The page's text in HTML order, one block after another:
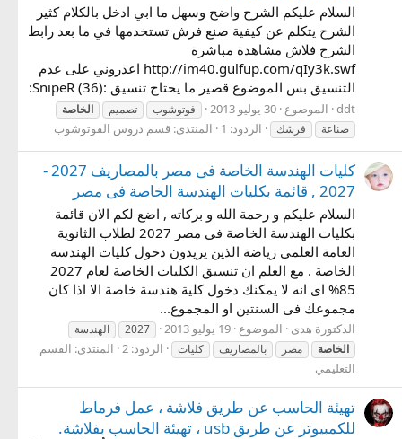
السلام عليكم الشرح واضح وسهل ما ابي ادخل بالكلام كثير
الشرح يتكلم عن كيفية صنع فرش تستخدمها في ما بعد رابط
الشرح فلاش مشاهدة مباشرة
http://im40.gulfup.com/qIy3k.swf اعذروني على عدم
التنسيق بس الموضوع قصير ما يحتاج تنسيق :SnipeR (36):
ddt الموضوع 30 يوليو 2013 فوتوشوب تصميم
الخاصة
صناعة
فرشك الردود: 1 المنتدى: قسم دروس الفوتوشوب
كليات الهندسة الخاصة فى مصر بالمصاريف 2027 -
2027 , قائمة بكليات الهندسة الخاصة فى مصر
السلام عليكم و رحمة الله و بركاته , اضع لكم الان قائمة
بكليات الهندسة الخاصة فى مصر 2027 لطلاب الثانوية
العامة العلمى رياضة الذين يريدون دخول كليات الهندسة
الخاصة . مع العلم ان تنسيق الكليات الخاصة لعام 2027
85% اى انه لا يمكنك دخول كلية هندسة خاصة الا اذا كان
مجموعك فى السنتين او المجموع...
الدكتورة هدى الموضوع 19 يوليو 2013 2027
الهندسة
الخاصة
مصر بالمصاريف كليات الردود: 2 المنتدى: القسم
التعليمي
تهيئة الحاسب عن طريق فلاشة ، عمل فرماط
للكمبيوتر عن طريق usb ، تهيئة الحاسب بفلاشة.